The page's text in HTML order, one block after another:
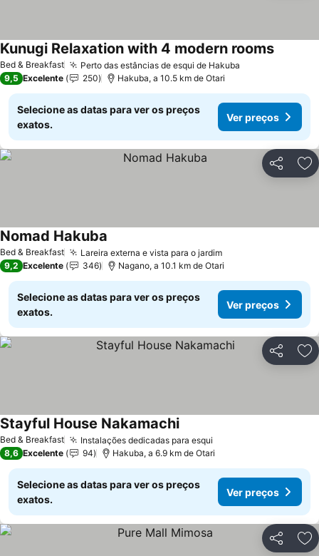
Bed & Breakfast Perto das estâncias de esqui de Hakuba
Kunugi Relaxation with 4 modern roomsVer
9,5 Excelente 250 Hakuba, a 10.5 km de Otari
Selecione as datas para ver os preços
exatos.
Ver preços
Partilhar
Bed & Breakfast Lareira externa e vista para o jardimVer preços
Nomad Hakuba
9,2 Excelente 346 Nagano, a 10.1 km de Otari
Selecione as datas para ver os preços
exatos.
Ver preços
Partilhar
Bed & Breakfast Instalações dedicadas para esqui
Stayful House NakamachiVer preços
8,6 Excelente 94 Hakuba, a 6.9 km de Otari
Selecione as datas para ver os preços
exatos.
Ver preços
Partilhar